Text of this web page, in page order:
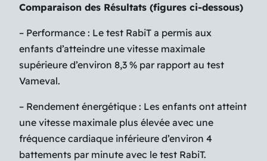
Comparaison des Résultats (figures ci-dessous)
– Performance : Le test RabiT a permis aux
enfants d’atteindre une vitesse maximale
supérieure d’environ 8,3 % par rapport au test
Vameval.
– Rendement énergétique : Les enfants ont atteint
une vitesse maximale plus élevée avec une
fréquence cardiaque inférieure d’environ 4
battements par minute avec le test RabiT.